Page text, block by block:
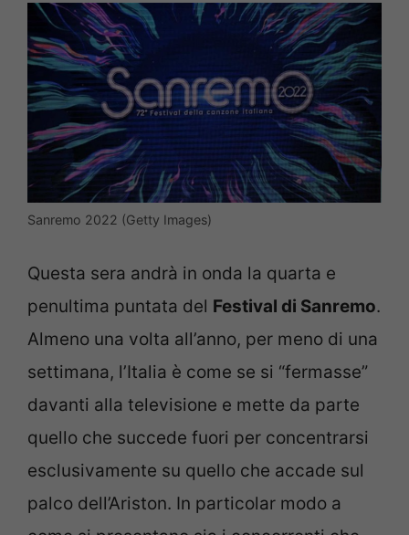
Sanremo 2022 (Getty Images)
Questa sera andrà in onda la quarta e
penultima puntata del Festival di Sanremo.
Almeno una volta all’anno, per meno di una
settimana, l’Italia è come se si “fermasse”
davanti alla televisione e mette da parte
quello che succede fuori per concentrarsi
esclusivamente su quello che accade sul
palco dell’Ariston. In particolar modo a